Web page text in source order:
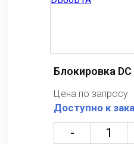
Блокировка DC
Цена по запросу
Доступно к
-